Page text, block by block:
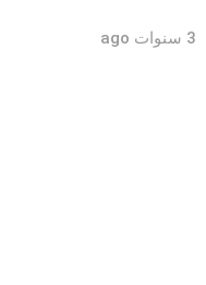
3 سنوات ago